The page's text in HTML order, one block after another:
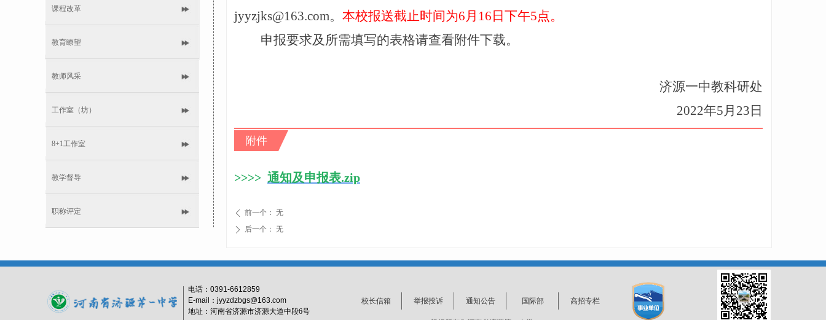
课程改革
教育瞭望
教师风采
工作室（坊）
8+1工作室
教学督导
职称评定
jyyzjks@163.com。 本校报送截止时间为6月16日下午5点。
申报要求及所需填写的表格请查看附件下载。
济源一中教科研处
2022年5月23日
附件
>>>> 通知及申报表.zip
ꄴ 前一个： 无
ꄲ 后一个： 无
电话： 0391-6612859
E-mail：jyyzdzbgs@163.com
地址：河南省济源市济源大道中段6号
校长信箱 举报投诉 通知公告 国际部 高招专栏